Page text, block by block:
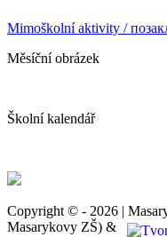
Mimoškolní aktivity /
Měsíční obrázek
Školní kalendář
Copyright © - 2026 |
Masarykovy ZŠ) &